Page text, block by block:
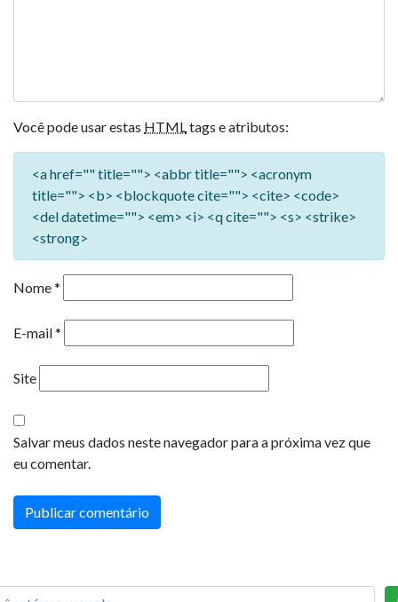
Você pode usar estas HTMLtags e atributos:
<a href="" title=""> <abbr title=""> <acronym
title=""> <b> <blockquote cite=""> <cite> <code>
<del datetime=""> <em> <i> <q cite=""> <s> <strike>
<strong>
Nome*
E-mail*
Site
Salvar meus dados neste navegador para a próxima vez que
eu comentar.